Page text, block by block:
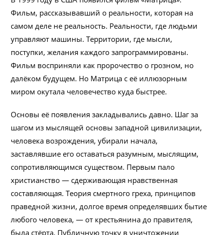
Фильм, рассказывавший о реальности, которая на
самом деле не реальность. Реальности, где людьми
управляют машины. Территории, где мысли,
поступки, желания каждого запрограммированы.
Фильм восприняли как пророчество о грозном, но
далёком будущем. Но Матрица с её иллюзорным
миром окутала человечество куда быстрее.
Основы её появления закладывались давно. Шаг за
шагом из мыслящей основы западной цивилизации,
человека возрождения, убирали начала,
заставлявшие его оставаться разумным, мыслящим,
сопротивляющимся существом. Первым пало
христианство — сдерживающая нравственная
составляющая. Теория смертного греха, принципов
праведной жизни, долгое время определявших бытие
любого человека, — от крестьянина до правителя,
была стёрта. Публичную точку в уничтожении